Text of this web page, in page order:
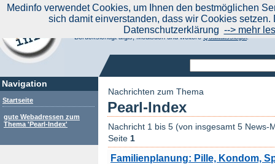
Navigation
Startseite
gute Webadressen zum
Thema 'Pearl-Index'
Aktuelle Nachrichten|
Suchen Sie noch oder Finden Sie schon?
Medinfo.de - Meta-Portal für Gesundheitsthemen
Berücksichtigt afgis, Medisuch und weitereQualitätssiegel.
Nachrichten zum Thema
Pearl-Index
Nachricht 1 bis 5 (von insgesamt 5 News-
Seite 1
Familienplanung: Pille, Kondom,
Medinfo verwendet Cookies, um Ihnen den bestmöglichen
sich damit einverstanden, dass wir Cookies
Datenschutzerklärung --> mehr